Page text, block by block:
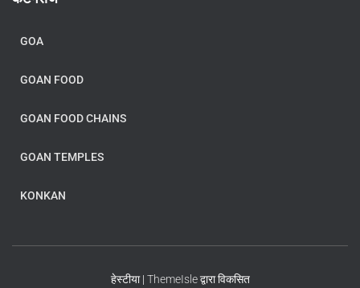
GOA
GOAN FOOD
GOAN FOOD CHAINS
GOAN TEMPLES
KONKAN
हेस्टीया | ThemeIsleद्वारा विकसित